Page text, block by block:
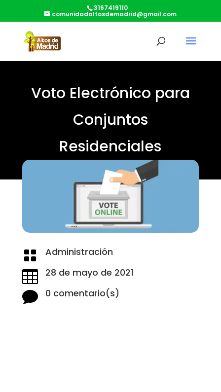
3167419110
comunidadaltosdemadrid@gmail.com
Voto Electrónico para
Conjuntos
Residenciales
 Administración
 28 de mayo de 2021
 0 comentario(s)